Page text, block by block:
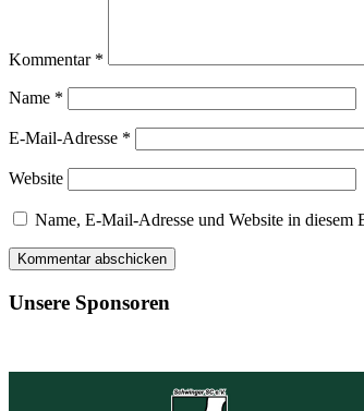
Kommentar *
Name *
E-Mail-Adresse *
Website
Name, E-Mail-Adresse und Website in diesem
Unsere Sponsoren